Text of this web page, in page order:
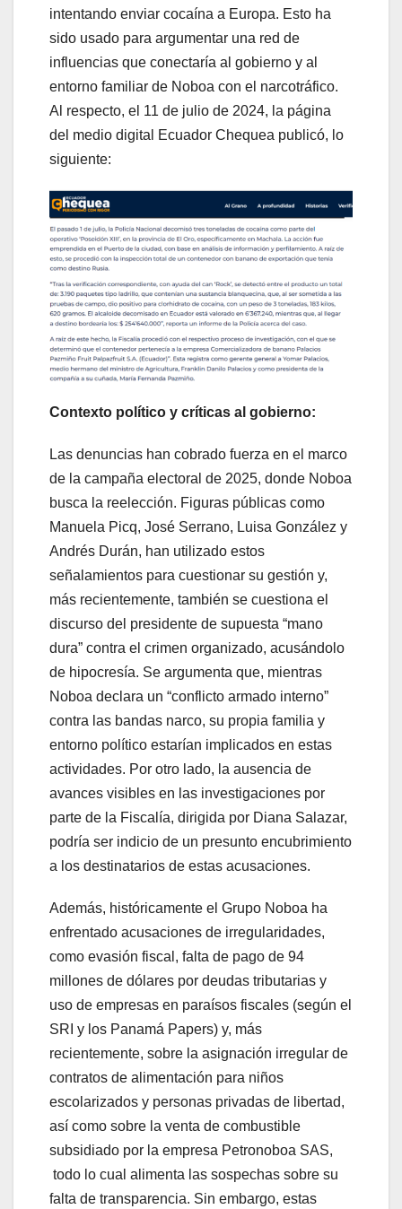
intentando enviar cocaína a Europa. Esto ha
sido usado para argumentar una red de
influencias que conectaría al gobierno y al
entorno familiar de Noboa con el narcotráfico.
Al respecto, el 11 de julio de 2024, la página
del medio digital Ecuador Chequea publicó, lo
siguiente:
Contexto político y críticas al gobierno:
Las denuncias han cobrado fuerza en el marco
de la campaña electoral de 2025, donde Noboa
busca la reelección. Figuras públicas como
Manuela Picq, José Serrano, Luisa González y
Andrés Durán, han utilizado estos
señalamientos para cuestionar su gestión y,
más recientemente, también se cuestiona el
discurso del presidente de supuesta “mano
dura” contra el crimen organizado, acusándolo
de hipocresía. Se argumenta que, mientras
Noboa declara un “conflicto armado interno”
contra las bandas narco, su propia familia y
entorno político estarían implicados en estas
actividades. Por otro lado, la ausencia de
avances visibles en las investigaciones por
parte de la Fiscalía, dirigida por Diana Salazar,
podría ser indicio de un presunto encubrimiento
a los destinatarios de estas acusaciones.
Además, históricamente el Grupo Noboa ha
enfrentado acusaciones de irregularidades,
como evasión fiscal, falta de pago de 94
millones de dólares por deudas tributarias y
uso de empresas en paraísos fiscales (según el
SRI y los Panamá Papers) y, más
recientemente, sobre la asignación irregular de
contratos de alimentación para niños
escolarizados y personas privadas de libertad,
así como sobre la venta de combustible
subsidiado por la empresa Petronoboa SAS,
todo lo cual alimenta las sospechas sobre su
falta de transparencia. Sin embargo, estas